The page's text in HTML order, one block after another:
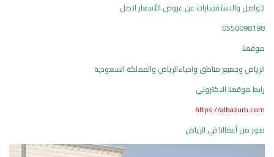
لتواصل والاستفسارات عن عروض الأسعار اتصل
0550098198
موقعنا
الرياض وجميع مناطق واحياءالرياض والمملكة السعودية
رابط موقعنا الاكتروني
https://albazum.com
صور من أعمالنا في الرياض